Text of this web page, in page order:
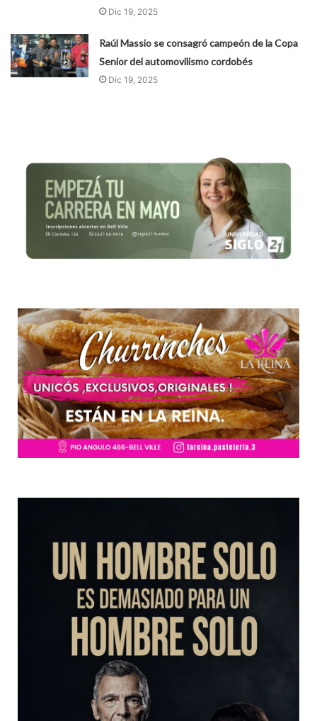
Dic 19, 2025
Raúl Massio se consagró campeón de la Copa
Senior del automovilismo cordobés
Dic 19, 2025